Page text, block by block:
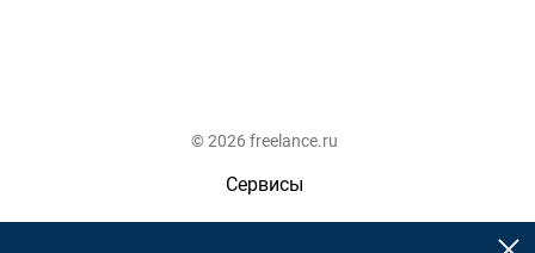
© 2026 freelance.ru
Сервисы
Помощь